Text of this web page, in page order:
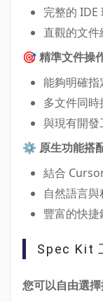
完整的 IDE
直觀的文件
🎯 精準文件操
能夠明確
多文件同
與現有開
⚙️ 原生功能搭
結合
自然語言
豐富的快
Spec Kit
您可以自由選